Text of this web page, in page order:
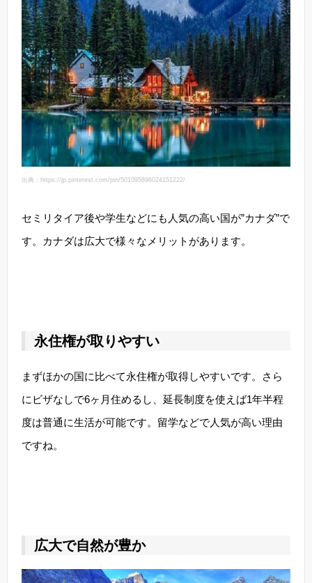
出典：https://jp.pinterest.com/pin/501095896024151222/
セミリタイア後や学生などにも人気の高い国が”カナダ”で
す。カナダは広大で様々なメリットがあります。
永住権が取りやすい
まずほかの国に比べて永住権が取得しやすいです。さら
にビザなしで6ヶ月住めるし、延長制度を使えば1年半程
度は普通に生活が可能です。留学などで人気が高い理由
ですね。
広大で自然が豊か